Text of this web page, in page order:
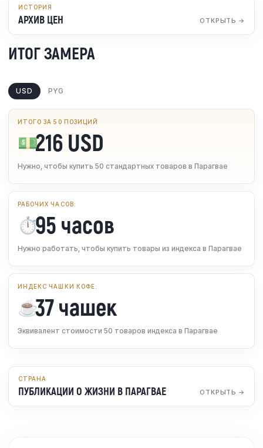
ИСТОРИЯ
АРХИВ ЦЕН ОТКРЫТЬ →
ИТОГ ЗАМЕРА
USD PYG
ИТОГО ЗА 50 ПОЗИЦИЙ
💵216 USD
Нужно, чтобы купить 50 стандартных товаров в Парагвае
РАБОЧИХ ЧАСОВ:
⏱️95 часов
Нужно работать, чтобы купить товары из индекса в Парагвае
ИНДЕКС ЧАШКИ КОФЕ:
☕37 чашек
Эквивалент стоимости 50 товаров индекса в Парагвае
СТРАНА
ПУБЛИКАЦИИ О ЖИЗНИ В ПАРАГВАЕ ОТКРЫТЬ →